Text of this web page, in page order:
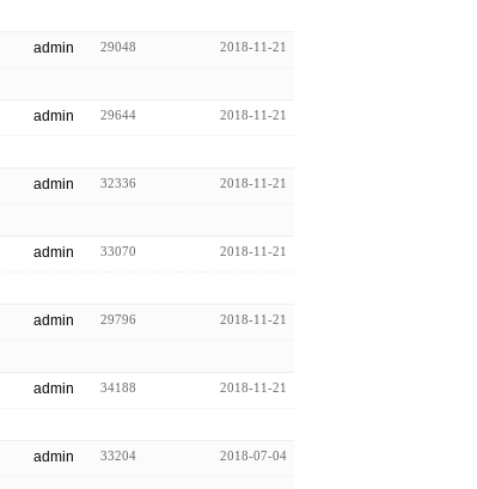
admin 29048 2018-11-21
admin 29644 2018-11-21
admin 32336 2018-11-21
admin 33070 2018-11-21
admin 29796 2018-11-21
admin 34188 2018-11-21
admin 33204 2018-07-04